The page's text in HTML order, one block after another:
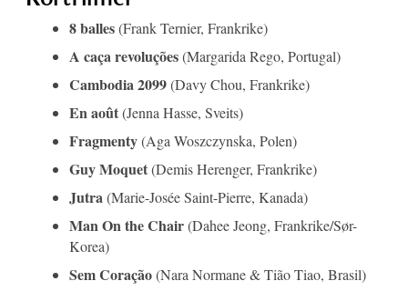
8 balles(Frank Ternier, Frankrike)
A caça revoluções(Margarida Rego, Portugal)
Cambodia 2099(Davy Chou, Frankrike)
En août(Jenna Hasse, Sveits)
Fragmenty(Aga Woszczynska, Polen)
Guy Moquet(Demis Herenger, Frankrike)
Jutra(Marie-Josée Saint-Pierre, Kanada)
Man On the Chair(Dahee Jeong, Frankrike/Sør-
Korea)
Sem Coração(Nara Normane & Tião Tiao, Brasil)